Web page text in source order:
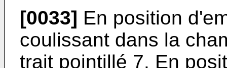
[0033] En position
coulissant dans la
trait pointillé 7. En